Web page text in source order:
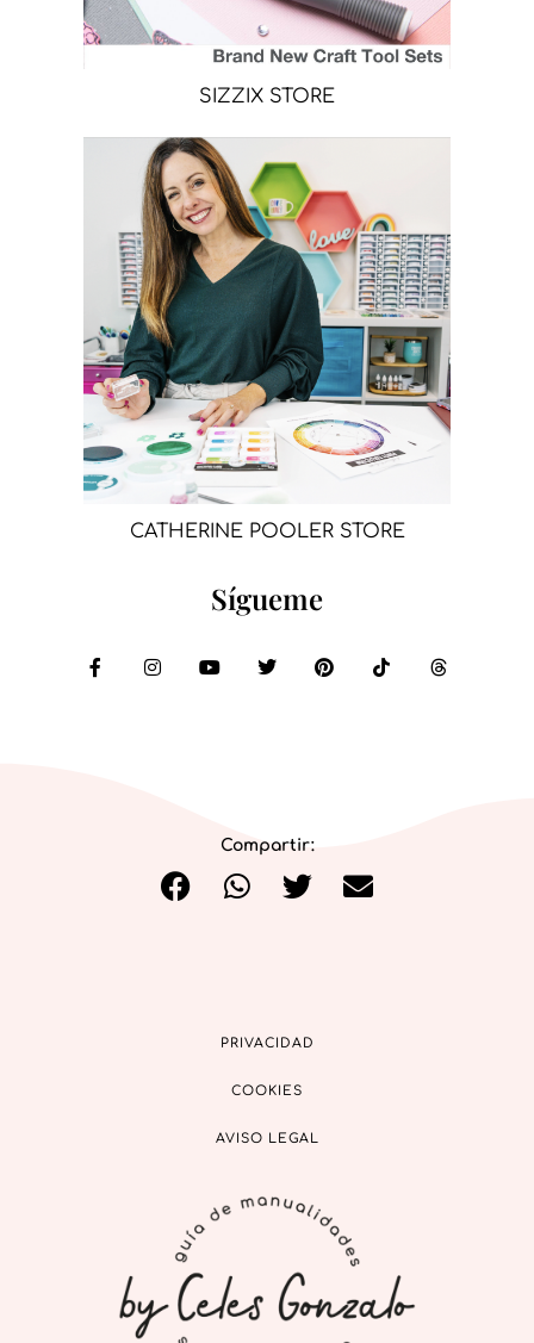
SIZZIX STORE
CATHERINE POOLER STORE
Sígueme
Compartir:
PRIVACIDAD
COOKIES
AVISO LEGAL